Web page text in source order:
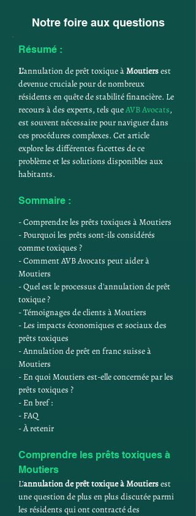
Notre foire aux questions
Résumé :
L’annulation de prêt toxique à Moutiers est
devenue cruciale pour de nombreux
résidents en quête de stabilité financière. Le
recours à des experts, tels que AVB Avocats,
est souvent nécessaire pour naviguer dans
ces procédures complexes. Cet article
explore les différentes facettes de ce
problème et les solutions disponibles aux
habitants.
Sommaire :
- Comprendre les prêts toxiques à Moutiers
- Pourquoi les prêts sont-ils considérés
comme toxiques ?
- Comment AVB Avocats peut aider à
Moutiers
- Quel est le processus d'annulation de prêt
toxique ?
- Témoignages de clients à Moutiers
- Les impacts économiques et sociaux des
prêts toxiques
- Annulation de prêt en franc suisse à
Moutiers
- En quoi Moutiers est-elle concernée par les
prêts toxiques ?
- En bref :
- FAQ
- À retenir
Comprendre les prêts toxiques à
Moutiers
L’annulation de prêt toxique à Moutiers est
une question de plus en plus discutée parmi
les résidents qui ont contracté des